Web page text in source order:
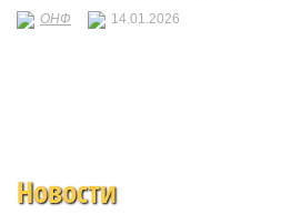
ОНФ 14.01.2026
Новости